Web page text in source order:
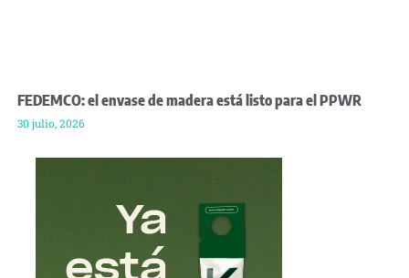
FEDEMCO: el envase de madera está listo para el PPWR
30 julio, 2026